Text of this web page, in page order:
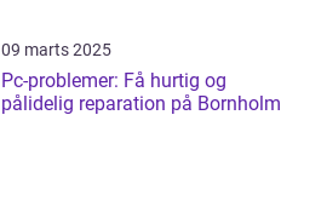
09 marts 2025
Pc-problemer: Få hurtig og
pålidelig reparation på Bornholm